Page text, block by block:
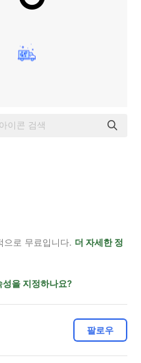
으로 무료입니다. 더 자세한 정
성을 지정하나요?
팔로우